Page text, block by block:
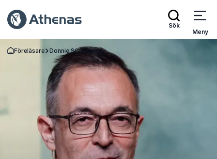
Sök
Meny
Gå tillbaka till startsidan
Föreläsare Donnie SC Lygonis